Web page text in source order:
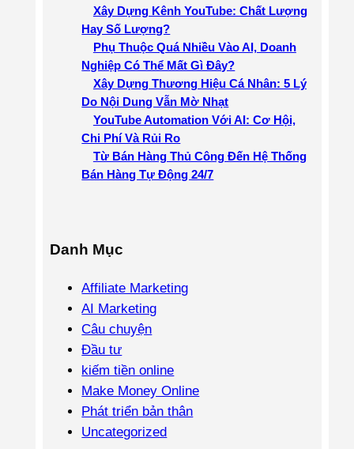
Xây Dựng Kênh YouTube: Chất Lượng
Hay Số Lượng?
Phụ Thuộc Quá Nhiều Vào AI, Doanh
Nghiệp Có Thể Mất Gì Đây?
Xây Dựng Thương Hiệu Cá Nhân: 5 Lý
Do Nội Dung Vẫn Mờ Nhạt
YouTube Automation Với AI: Cơ Hội,
Chi Phí Và Rủi Ro
Từ Bán Hàng Thủ Công Đến Hệ Thống
Bán Hàng Tự Động 24/7
Danh Mục
Affiliate Marketing
AI Marketing
Câu chuyện
Đầu tư
kiếm tiền online
Make Money Online
Phát triển bản thân
Uncategorized